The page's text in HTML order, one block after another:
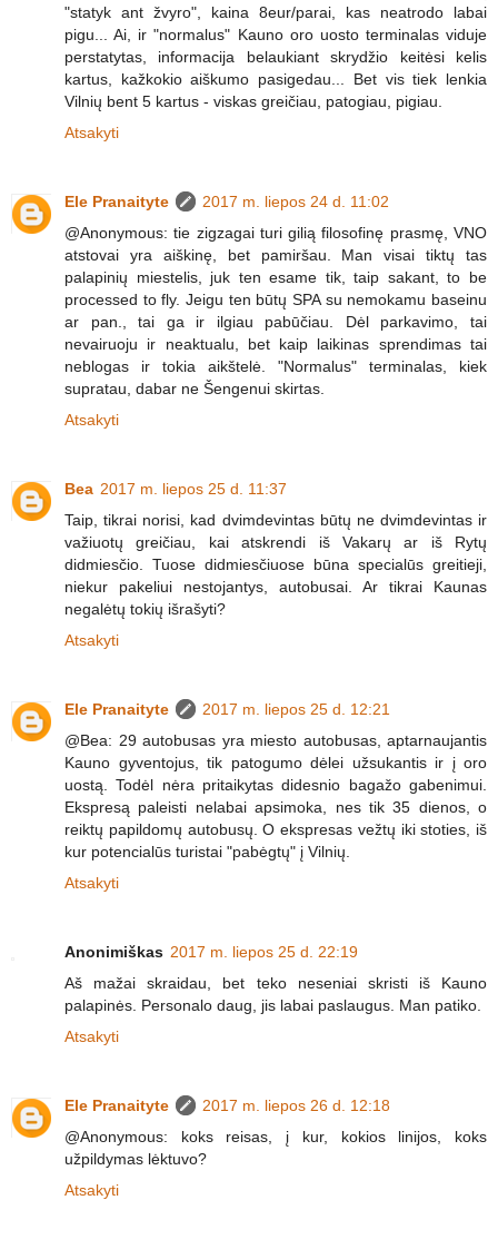
"statyk ant žvyro", kaina 8eur/parai, kas neatrodo labai
pigu... Ai, ir "normalus" Kauno oro uosto terminalas viduje
perstatytas, informacija belaukiant skrydžio keitėsi kelis
kartus, kažkokio aiškumo pasigedau... Bet vis tiek lenkia
Vilnių bent 5 kartus - viskas greičiau, patogiau, pigiau.
Atsakyti
Ele Pranaityte
2017 m. liepos 24 d. 11:02
@Anonymous: tie zigzagai turi gilią filosofinę prasmę, VNO
atstovai yra aiškinę, bet pamiršau. Man visai tiktų tas
palapinių miestelis, juk ten esame tik, taip sakant, to be
processed to fly. Jeigu ten būtų SPA su nemokamu baseinu
ar pan., tai ga ir ilgiau pabūčiau. Dėl parkavimo, tai
nevairuoju ir neaktualu, bet kaip laikinas sprendimas tai
neblogas ir tokia aikštelė. "Normalus" terminalas, kiek
supratau, dabar ne Šengenui skirtas.
Atsakyti
Bea 2017 m. liepos 25 d. 11:37
Taip, tikrai norisi, kad dvimdevintas būtų ne dvimdevintas ir
važiuotų greičiau, kai atskrendi iš Vakarų ar iš Rytų
didmiesčio. Tuose didmiesčiuose būna specialūs greitieji,
niekur pakeliui nestojantys, autobusai. Ar tikrai Kaunas
negalėtų tokių išrašyti?
Atsakyti
Ele Pranaityte
2017 m. liepos 25 d. 12:21
@Bea: 29 autobusas yra miesto autobusas, aptarnaujantis
Kauno gyventojus, tik patogumo dėlei užsukantis ir į oro
uostą. Todėl nėra pritaikytas didesnio bagažo gabenimui.
Ekspresą paleisti nelabai apsimoka, nes tik 35 dienos, o
reiktų papildomų autobusų. O ekspresas vežtų iki stoties, iš
kur potencialūs turistai "pabėgtų" į Vilnių.
Atsakyti
Anonimiškas 2017 m. liepos 25 d. 22:19
Aš mažai skraidau, bet teko neseniai skristi iš Kauno
palapinės. Personalo daug, jis labai paslaugus. Man patiko.
Atsakyti
Ele Pranaityte
2017 m. liepos 26 d. 12:18
@Anonymous: koks reisas, į kur, kokios linijos, koks
užpildymas lėktuvo?
Atsakyti